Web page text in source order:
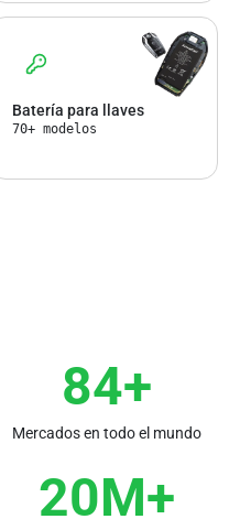
Batería para llaves
70+ modelos
84+
Mercados en todo el mundo
20M+